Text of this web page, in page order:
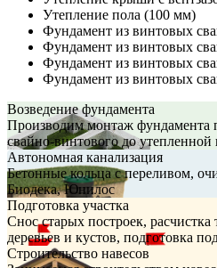
Утепление пола (100 мм)
Фундамент из винтовых
Фундамент из винтовых
Фундамент из винтовых
Фундамент из винтовых
Возведение фундамента
Производим монтаж фундамента
свайно-винтового до
Автономная канализация
Бетонные кольца с переливом,
Биодека, Юнилос
Подготовка участка
Снос старых построек,
деревьев и кустов, подготовка
Строительство навесов